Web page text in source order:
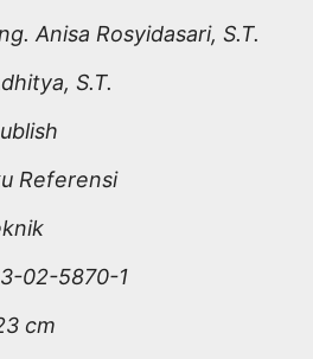
Anisa Rosyidasari, S.T.
S.T.
Referensi
02-5870-1
cm